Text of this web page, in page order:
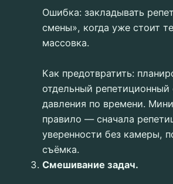
Ошибка: закладывать
смены», когда уже стоит
массовка.
Как предотвратить:
отдельный репетиционный
давления по времени.
правило — сначала
уверенности без камеры,
съёмка.
Смешивание задач.